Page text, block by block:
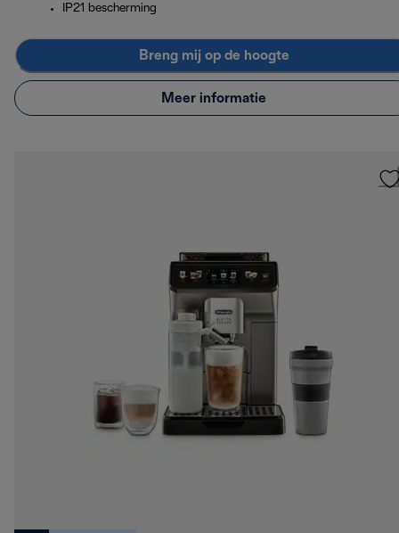
IP21 bescherming
Breng mij op de hoogte
Meer informatie